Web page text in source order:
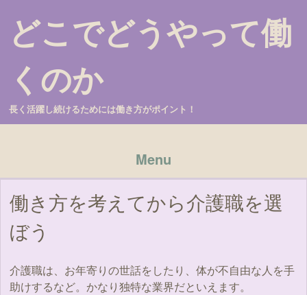
どこでどうやって働
くのか
長く活躍し続けるためには働き方がポイント！
Menu
働き方を考えてから介護職を選
ぼう
介護職は、お年寄りの世話をしたり、体が不自由な人を手
助けするなど。かなり独特な業界だといえます。